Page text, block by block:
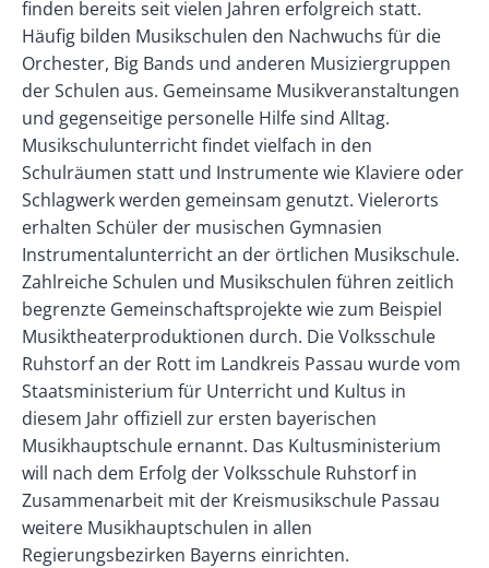
finden bereits seit vielen Jahren erfolgreich statt.
Häufig bilden Musikschulen den Nachwuchs für die
Orchester, Big Bands und anderen Musiziergruppen
der Schulen aus. Gemeinsame Musikveranstaltungen
und gegenseitige personelle Hilfe sind Alltag.
Musikschulunterricht findet vielfach in den
Schulräumen statt und Instrumente wie Klaviere oder
Schlagwerk werden gemeinsam genutzt. Vielerorts
erhalten Schüler der musischen Gymnasien
Instrumentalunterricht an der örtlichen Musikschule.
Zahlreiche Schulen und Musikschulen führen zeitlich
begrenzte Gemeinschaftsprojekte wie zum Beispiel
Musiktheaterproduktionen durch. Die Volksschule
Ruhstorf an der Rott im Landkreis Passau wurde vom
Staatsministerium für Unterricht und Kultus in
diesem Jahr offiziell zur ersten bayerischen
Musikhauptschule ernannt. Das Kultusministerium
will nach dem Erfolg der Volksschule Ruhstorf in
Zusammenarbeit mit der Kreismusikschule Passau
weitere Musikhauptschulen in allen
Regierungsbezirken Bayerns einrichten.